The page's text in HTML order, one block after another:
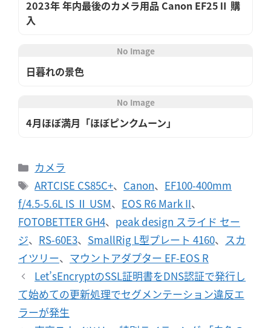
2023年 年内最後のカメラ用品 Canon EF25Ⅱ 購
入
No Image
日暮れの景色
No Image
4月ほぼ満月「ほぼピンクムーン」
カ
テ
ゴ
リ
ー
カメラ
タ
グ
ARTCISE CS85C+、 Canon、 EF100-400mm
f/4.5-5.6L IS Ⅱ USM、 EOS R6 Mark II、
FOTOBETTER GH4、 peak design スライド セー
ジ、 RS-60E3、 SmallRig L型プレート 4160、 スカ
イツリー、 マウントアダプター EF-EOS R
Let’sEncryptのSSL証明書をDNS認証で発行し
て始めての更新処理でセグメンテーション違反エ
ラーが発生